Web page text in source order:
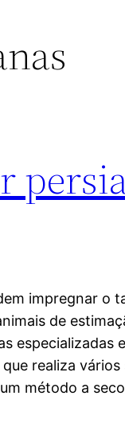
impregnar o
de
especializadas
realiza
método a